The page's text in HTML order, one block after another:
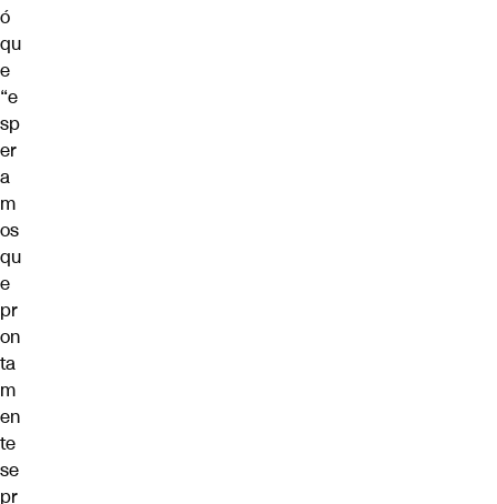
ó
qu
e
“e
sp
er
a
m
os
qu
e
pr
on
ta
m
en
te
se
pr